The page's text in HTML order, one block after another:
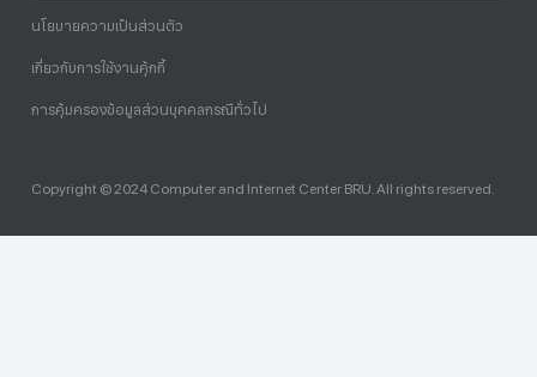
Copyright © 2024 Computer and Internet Center BRU. All rights reserved.
นโยบายความเป็นส่วนตัว
เกี่ยวกับการใช้งานคุ้กกี้
การคุ้มครองข้อมูลส่วนบุคคลกรณีทั่วไป